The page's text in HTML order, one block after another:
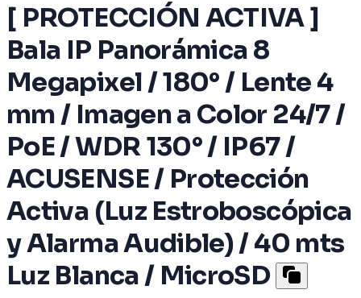
[ PROTECCIÓN ACTIVA ]
Bala IP Panorámica 8
Megapixel / 180° / Lente 4
mm / Imagen a Color 24/7 /
PoE / WDR 130° / IP67 /
ACUSENSE / Protección
Activa (Luz Estroboscópica
y Alarma Audible) / 40 mts
Luz Blanca / MicroSD